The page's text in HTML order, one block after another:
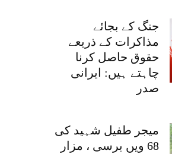
جنگ کے بجائے
مذاکرات کے ذریعے
حقوق حاصل کرنا
چاہتے ہیں: ایرانی
صدر
میجر طفیل شہید کی
68 ویں برسی ، مزار